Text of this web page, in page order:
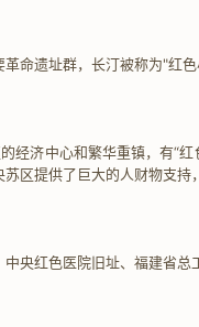
命遗址群，长汀被称为"红色
经济中心和繁华重镇，有“
区提供了巨大的人财物支持
央红色医院旧址、福建省总